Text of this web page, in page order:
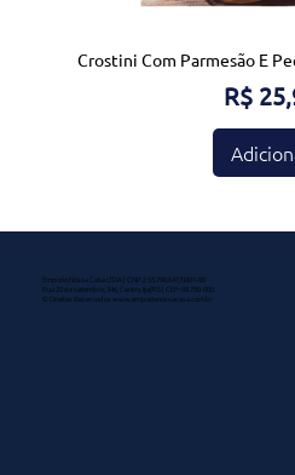
Crostini Com Parmesão E
Preço
R$
Emporio Nossa Casa LTDA | CNPJ: 55.798.647/0001-00
Rua 20 de setembro, 346, Centro, Ijuí/RS | CEP: 98.700-000
© Direitos Reservados
www.emporionossacasa.com.br